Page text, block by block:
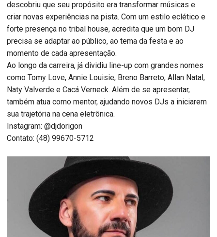
descobriu que seu propósito era transformar músicas e
criar novas experiências na pista. Com um estilo eclético e
forte presença no tribal house, acredita que um bom DJ
precisa se adaptar ao público, ao tema da festa e ao
momento de cada apresentação.
Ao longo da carreira, já dividiu line-up com grandes nomes
como Tomy Love, Annie Louisie, Breno Barreto, Allan Natal,
Naty Valverde e Cacá Verneck. Além de se apresentar,
também atua como mentor, ajudando novos DJs a iniciarem
sua trajetória na cena eletrônica.
Instagram: @djdorigon
Contato: (48) 99670-5712